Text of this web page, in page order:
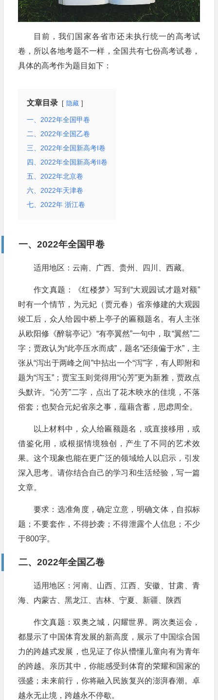
目前，我们国家各省市还未执行统一的高考试
卷，所以各地考题不一样，全国共有七份高考试卷，
具体的高考作为题目如下：
文章目录 隐藏
一、2022年全国甲卷
二、2022年全国乙卷
三、2022年全国新高考I卷
四、2022年全国新高考II卷
五、2022年北京卷
六、2022年天津卷
七、2022年 浙江卷
一、2022年全国甲卷
适用地区：云南、广西、贵州、四川、西藏。
作文真题：《红楼梦》写到“大观园试才题对额”
时有一个情节，为元妃（贾元春）省亲修建的大观园
竣工后，众人给园中桥上亭子的匾额题名。有人主张
从欧阳修《醉翁亭记》“有亭翼然”一句中，取“翼然”二
字；贾政认为“此亭压水而成”，题名“还须偏于水”，主
张从“泻出于两峰之间”中拈出一个“泻”字，有人即附和
题为“泻玉”；贾宝玉则觉得用“沁芳”更为新雅，贾政点
头默许。“沁芳”二字，点出了花木映水的佳境，不落
俗套；也契合元妃省亲之事，蕴藉含蓄，思虑周全。
以上材料中，众人给匾额题名，或直接移用，或
借鉴化用，或根据情境独创，产生了不同的艺术效
果。这个现象也能在更广泛的领域给人以启示，引发
深入思考。请你结合自己的学习和生活经验，写一篇
文章。
要求：选准角度，确定立意，明确文体，自拟标
题；不要套作，不得抄袭；不得泄露个人信息；不少
于800字。
二、2022年全国乙卷
适用地区：河南、山西、江西、安徽、甘肃、青
海、内蒙古、黑龙江、吉林、宁夏、新疆、陕西
作文真题：双奥之城，闪耀世界。两次奥运会，
都显示了中国体育发展的新高度，展示了中国综合国
力的跨越式发展，也见证了你从懵懂儿童向有为青年
的跨越。亲历其中，你能感受到体育的荣耀和国家的
强盛；未来前行，你将融入民族复兴的澎湃春潮。卓
越永无止境，跨越永不停歇。